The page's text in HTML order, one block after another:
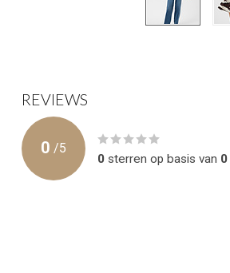
REVIEWS
0 /5
0 sterren op basis van 0